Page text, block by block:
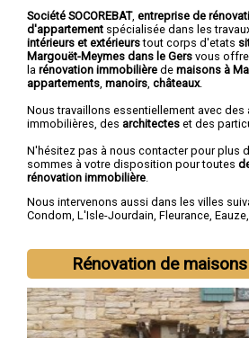
Société SOCOREBAT, entreprise de
d'appartement spécialisée dans les
intérieurs et extérieurstout corps d'etats
Margouët-Meymes dans le Gers vous
la rénovation immobilière de maisons à
appartements manoirs châteaux.
Nous travaillons essentiellement avec des
immobilières, des architectes et des
N'hésitez pas à nous contacter pour plus
sommes à votre disposition pour toutes
rénovation immobilière
Nous intervenons aussi dans les villes
Condom, L'Isle-Jourdain, Fleurance, Eauze,
Rénovation de